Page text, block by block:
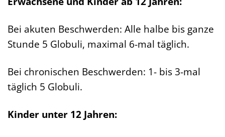
Bei akuten Beschwerden: Alle halbe bis ganze
Stunde 5 Globuli, maximal 6-mal täglich.
Bei chronischen Beschwerden: 1- bis 3-mal
täglich 5 Globuli.
Kinder unter 12 Jahren: